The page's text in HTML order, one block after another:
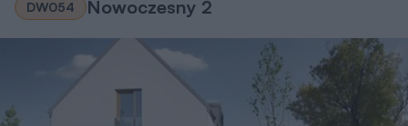
DW054 Nowoczesny 2